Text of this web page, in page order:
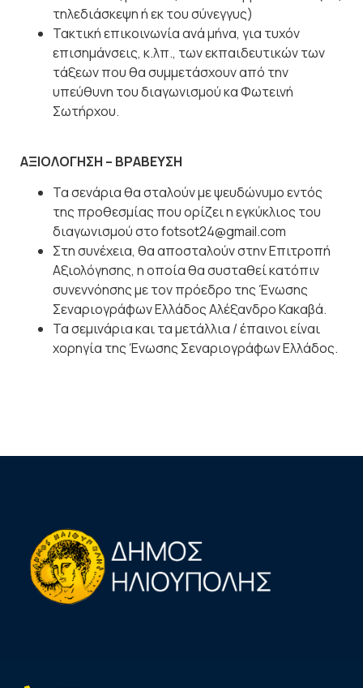
τηλεδιάσκεψη ή εκ του σύνεγγυς)
Τακτική επικοινωνία ανά μήνα, για τυχόν
επισημάνσεις, κ.λπ., των εκπαιδευτικών των
τάξεων που θα συμμετάσχουν από την
υπεύθυνη του διαγωνισμού κα Φωτεινή
Σωτήρχου.
ΑΞΙΟΛΟΓΗΣΗ – ΒΡΑΒΕΥΣΗ
Τα σενάρια θα σταλούν με ψευδώνυμο εντός
της προθεσμίας που ορίζει η εγκύκλιος του
διαγωνισμού στο fotsot24@gmail.com
Στη συνέχεια, θα αποσταλούν στην Επιτροπή
Αξιολόγησης, η οποία θα συσταθεί κατόπιν
συνεννόησης με τον πρόεδρο της Ένωσης
Σεναριογράφων Ελλάδος Αλέξανδρο Κακαβά.
Τα σεμινάρια και τα μετάλλια / έπαινοι είναι
χορηγία της Ένωσης Σεναριογράφων Ελλάδος.